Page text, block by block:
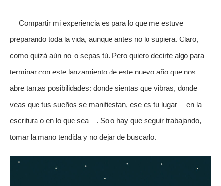
Compartir mi experiencia es para lo que me estuve
preparando toda la vida, aunque antes no lo supiera. Claro,
como quizá aún no lo sepas tú. Pero quiero decirte algo para
terminar con este lanzamiento de este nuevo año que nos
abre tantas posibilidades: donde sientas que vibras, donde
veas que tus sueños se manifiestan, ese es tu lugar —en la
escritura o en lo que sea—. Solo hay que seguir trabajando,
tomar la mano tendida y no dejar de buscarlo.